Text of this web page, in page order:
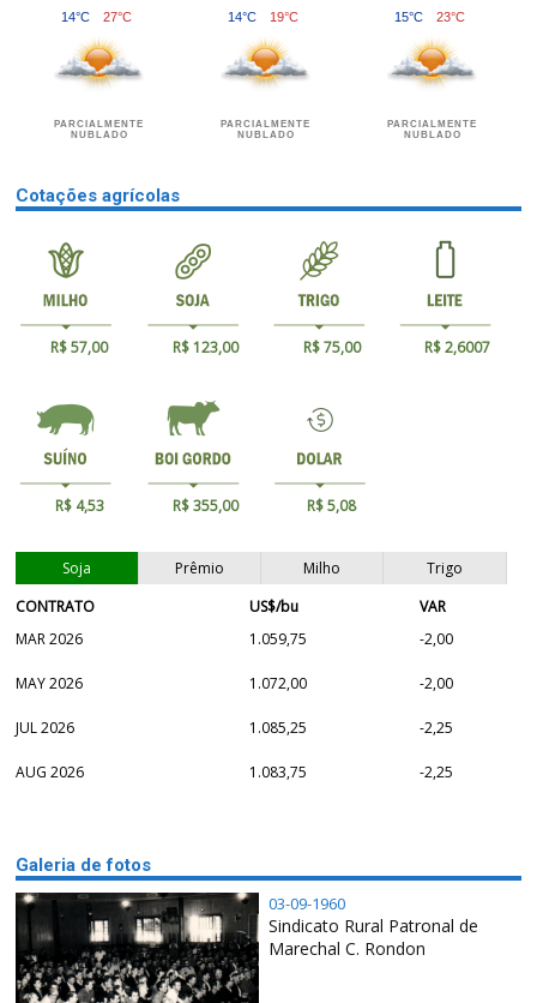
14°C 27°C
PARCIALMENTE
NUBLADO
14°C 19°C
PARCIALMENTE
NUBLADO
15°C 23°C
PARCIALMENTE
NUBLADO
Cotações agrícolas
R$ 57,00 R$ 123,00 R$ 75,00 R$ 2,6007
R$ 4,53 R$ 355,00 R$ 5,08
Soja Prêmio Milho
Trigo
CONTRATO
US$/bu
VAR
MAR 2026
1.059,75 -2,00
MAY 2026 1.072,00 -2,00
JUL 2026 1.085,25 -2,25
AUG 2026 1.083,75 -2,25
Galeria de fotos
03-09-1960
Sindicato Rural Patronal de
Marechal C. Rondon